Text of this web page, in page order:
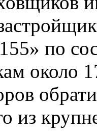
по
около
из